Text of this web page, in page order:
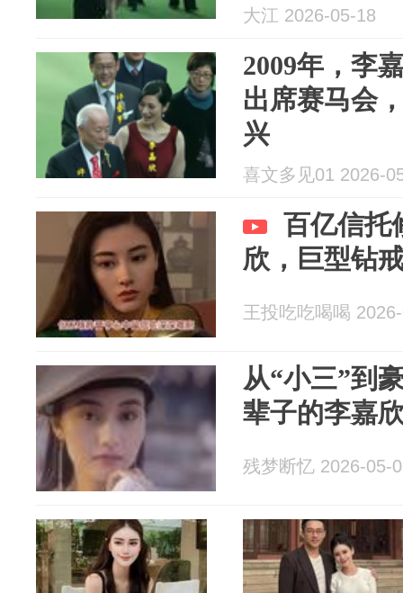
大江 2026-05-18
2009年，李
出席赛马会
兴
喜文多见01 2026-
百亿信托
欣，巨型钻
王投吃吃喝喝
从“小三”到
辈子的李嘉
残梦断忆 2026-05-